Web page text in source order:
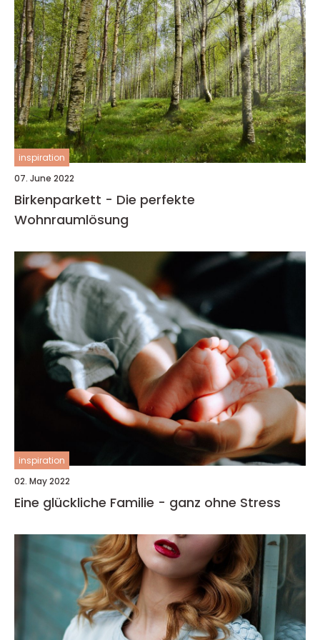
inspiration
07. June 2022
Birkenparkett - Die perfekte
Wohnraumlösung
inspiration
02. May 2022
Eine glückliche Familie - ganz ohne Stress